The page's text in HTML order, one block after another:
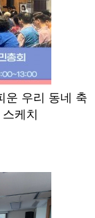
운 우리 동네 축
케치